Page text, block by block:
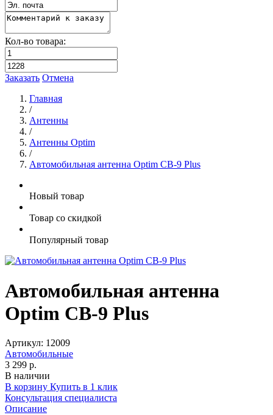
Кол-во товара:
Заказать Отмена
Главная
/
Антенны
/
Антенны Optim
/
Автомобильная антенна Optim CB-9 Plus
Новый товар
Товар со скидкой
Популярный товар
Автомобильная антенна
Optim CB-9 Plus
Артикул: 12009
Автомобильные
3 299 р.
В наличии
В корзину Купить в 1 клик
Консультация специалиста
Описание